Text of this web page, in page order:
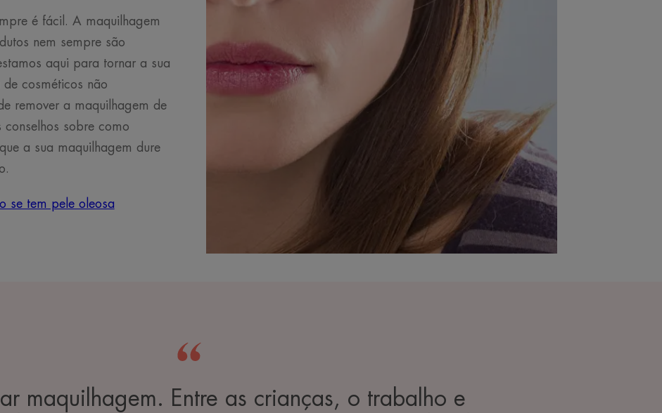
é fácil. A maquilhagem
nem sempre são
aqui para tornar a sua
cosméticos não
remover a maquilhagem de
conselhos sobre como
a sua maquilhagem dure
se tem pele oleosa
maquilhagem. Entre as crianças, o trabalho e